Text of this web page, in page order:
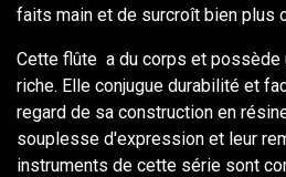
faits main et de surcroît bien plus
Cette flûte a du corps et possède
riche. Elle conjugue durabilité et
regard de sa construction en
souplesse d'expression et leur
instruments de cette série sont